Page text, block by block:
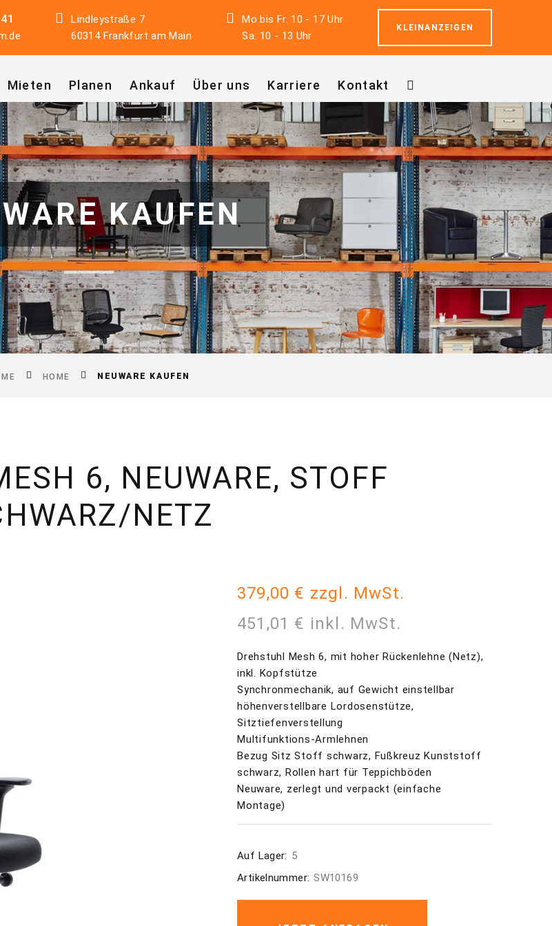
Lindleystraße 7
60314 Frankfurt am Main
Mo bis Fr. 10 - 17 Uhr
Sa: 10 - 13 Uhr
KLEINANZEIGEN
Mieten Planen Ankauf Über uns Karriere Kontakt
KAUFEN
HOME NEUWARE KAUFEN
6, NEUWARE, STOFF
NETZ
379,00 € zzgl. MwSt.
451,01 € inkl. MwSt.
Drehstuhl Mesh 6, mit hoher Rückenlehne (Netz),
inkl. Kopfstütze
Synchronmechanik, auf Gewicht einstellbar
höhenverstellbare Lordosenstütze,
Sitztiefenverstellung
Multifunktions-Armlehnen
Bezug Sitz Stoff schwarz, Fußkreuz Kunststoff
schwarz, Rollen hart für Teppichböden
Neuware, zerlegt und verpackt (einfache
Montage)
Auf Lager: 5
Artikelnummer: SW10169